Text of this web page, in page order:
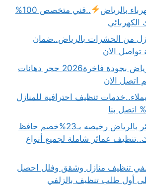
بالرياض
..فني متخصص 100%
من الحشرات بالرياض..ضمان
ترميم واجهات بالرياض بجودة فاخرة2026 حجر دهانات
تنظيف احترافية للمنازل
شركة تنظيف عمائر بالرياض رخيصه بـ23%خصم حافظ
عمائر شاملة لجميع أنواع
تنظيف منازل وشقق وفلل احصل